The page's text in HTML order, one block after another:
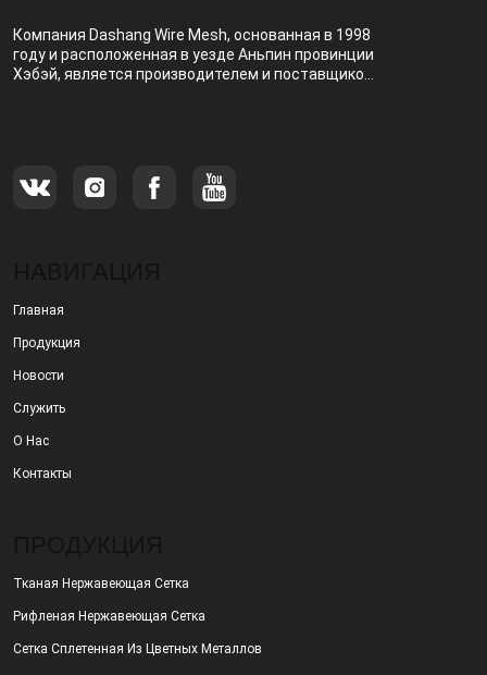
Компания Dashang Wire Mesh, основанная в 1998
году и расположенная в уезде Аньпин провинции
Хэбэй, является производителем и поставщиком,
Главная
Продукция
Новости
Служить
О Нас
Контакты
Тканая Нержавеющая Сетка
Рифленая Нержавеющая Сетка
Сетка Сплетенная Из Цветных Металлов